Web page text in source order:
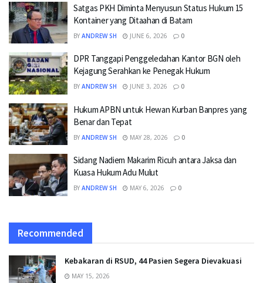
Satgas PKH Diminta Menyusun Status Hukum 15
Kontainer yang Ditaahan di Batam
BY ANDREW SH JUNE 6, 2026 0
DPR Tanggapi Penggeledahan Kantor BGN oleh
Kejagung Serahkan ke Penegak Hukum
BY ANDREW SH JUNE 3, 2026 0
Hukum APBN untuk Hewan Kurban Banpres yang
Benar dan Tepat
BY ANDREW SH MAY 28, 2026 0
Sidang Nadiem Makarim Ricuh antara Jaksa dan
Kuasa Hukum Adu Mulut
BY ANDREW SH MAY 6, 2026 0
Recommended
Kebakaran di RSUD, 44 Pasien Segera Dievakuasi
MAY 15, 2026